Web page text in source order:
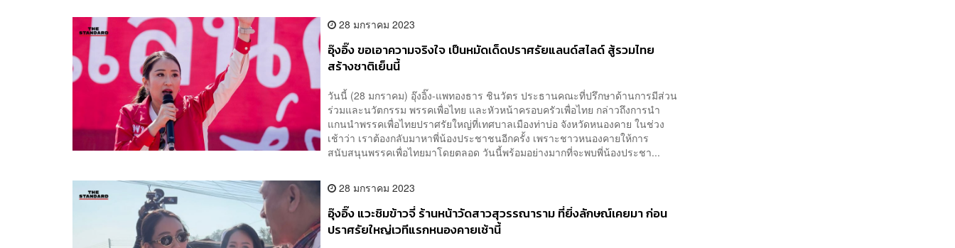
28 มกราคม 2023
อุ๊งอิ๊ง ขอเอาความจริงใจ เป็นหมัดเด็ดปราศรัยแลนด์สไลด์ สู้รวมไทย
สร้างชาติเย็นนี้
วันนี้ (28 มกราคม) อุ๊งอิ๊ง-แพทองธาร ชินวัตร ประธานคณะที่ปรึกษาด้านการมีส่วน
ร่วมและนวัตกรรม พรรคเพื่อไทย และหัวหน้าครอบครัวเพื่อไทย กล่าวถึงการนำ
แกนนำพรรคเพื่อไทยปราศรัยใหญ่ที่เทศบาลเมืองท่าบ่อ จังหวัดหนองคาย ในช่วง
เช้าว่า เราต้องกลับมาหาพี่น้องประชาชนอีกครั้ง เพราะชาวหนองคายให้การ
สนับสนุนพรรคเพื่อไทยมาโดยตลอด วันนี้พร้อมอย่างมากที่จะพบพี่น้องประชา...
28 มกราคม 2023
อุ๊งอิ๊ง แวะชิมข้าวจี่ ร้านหน้าวัดสาวสุวรรณาราม ที่ยิ่งลักษณ์เคยมา ก่อน
ปราศรัยใหญ่เวทีแรกหนองคายเช้านี้